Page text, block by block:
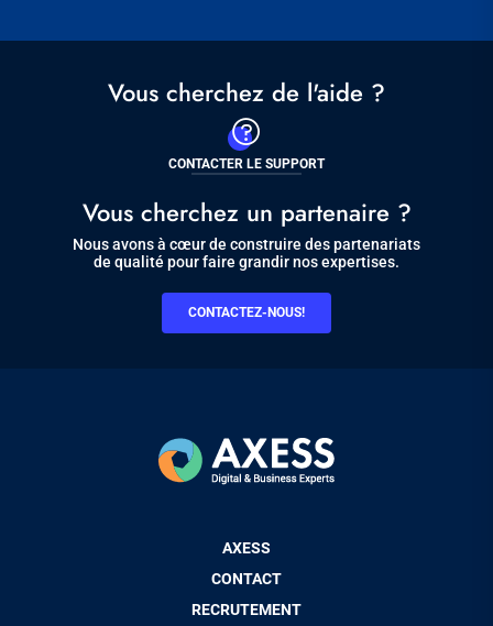
Vous cherchez de l'aide ?
CONTACTER LE SUPPORT
Vous cherchez un partenaire ?
Nous avons à cœur de construire des partenariats
de qualité pour faire grandir nos expertises.
CONTACTEZ-NOUS!
AXESS
CONTACT
RECRUTEMENT